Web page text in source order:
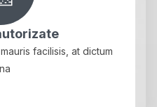
facilisis, at dictum